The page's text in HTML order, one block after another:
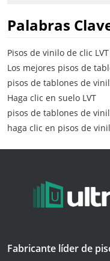
Palabras
Pisos de vinilo de clic LVT
Los mejores pisos de
pisos de tablones de
Haga clic en suelo LVT
pisos de tablones de
haga clic en pisos de
Fabricante líder de